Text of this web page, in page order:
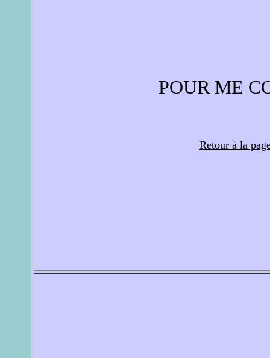
POUR ME
Retour à la